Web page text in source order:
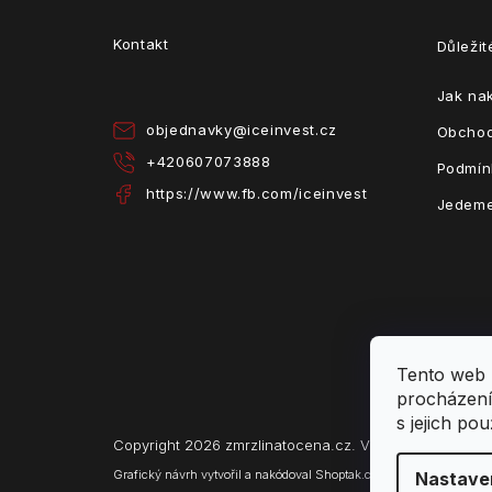
Tento
s jejich
Kontakt
objednavky@iceinvest.cz
+420607073888
https://www.fb.com/iceinvest
Jak
Copyright 2026 zmrzlinatocena.cz. Všechna práva
Grafický návrh vytvořil a nakódoval Shoptak.cz